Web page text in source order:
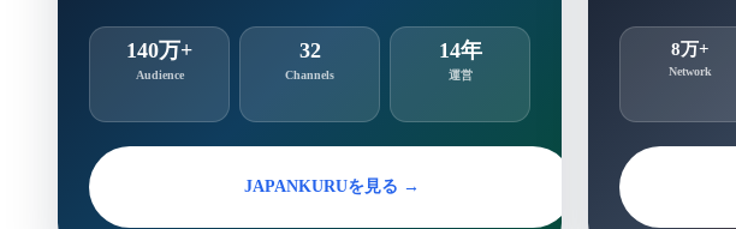
140万+
Audience
32
Channels
14年
運営
JAPANKURUを見る →
8万+
Network